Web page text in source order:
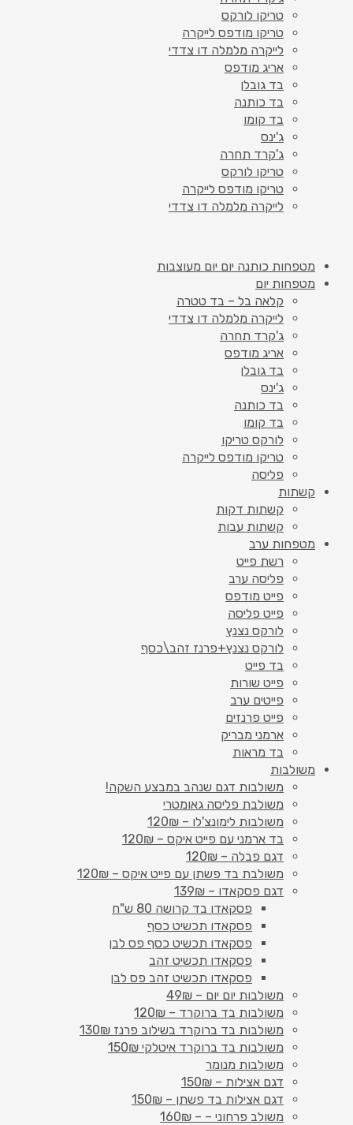
טריקו לורקס
טריקו מודפס לייקרה
לייקרה מלמלה דו צדדי
אריג מודפס
בד גובלן
בד כותנה
בד קומו
ג'ינס
ג'קרד תחרה
טריקו לורקס
טריקו מודפס לייקרה
לייקרה מלמלה דו צדדי
מטפחות כותנה יום יום מעוצבות
מטפחות יום
קלאה בל – בד טטרה
לייקרה מלמלה דו צדדי
ג'קרד תחרה
אריג מודפס
בד גובלן
ג'ינס
בד כותנה
בד קומו
לורקס טריקו
טריקו מודפס לייקרה
פליסה
קשתות
קשתות דקות
קשתות עבות
מטפחות ערב
רשת פייט
פליסה ערב
פייט מודפס
פייט פליסה
לורקס נצנץ
לורקס נצנץ+פרנז זהב\כסף
בד פייט
פייט שורות
פייטים ערב
פייט פרנזים
ארמני מבריק
בד מראות
משולבות
משולבות דגם שנהב במבצע השקה!
משולבת פליסה גאומטרי
משולבות לימונצ'לו – 120₪
בד ארמני עם פייט איקס – 120₪
דגם פבלה – 120₪
משולבת בד פשתן עם פייט איקס – 120₪
דגם פסקאדו – 139₪
פסקאדו בד קרושה 80 ש"ח
פסקאדו תכשיט כסף
פסקאדו תכשיט כסף פס לבן
פסקאדו תכשיט זהב
פסקאדו תכשיט זהב פס לבן
משולבות יום יום – 49₪
משולבות בד ברוקרד – 120₪
משולבות בד ברוקרד בשילוב פרנז 130₪
משולבות בד ברוקרד איטלקי 150₪
משולבות מנומר
דגם אצילות – 150₪
דגם אצילות בד פשתן – 150₪
משולב פרחוני – – 160₪